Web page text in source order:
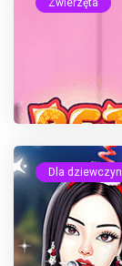
Zwierzęta
Dla dziewczyn